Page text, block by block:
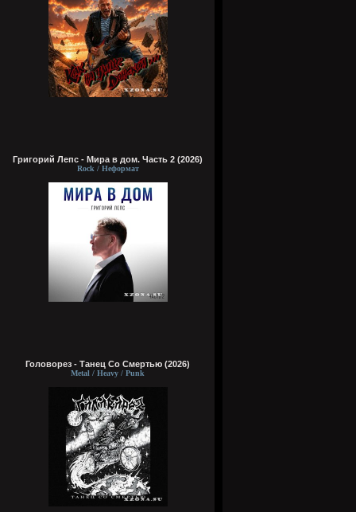
Григорий Лепс - Мира в дом. Часть 2 (2026)
Rock / Неформат
Головорез - Tанец Со Смертью (2026)
Metal / Heavy / Punk